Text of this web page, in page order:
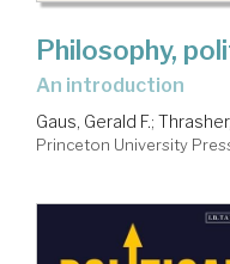
Philosophy,
an introduction
Gaus, Gerald F.;
Princeton University